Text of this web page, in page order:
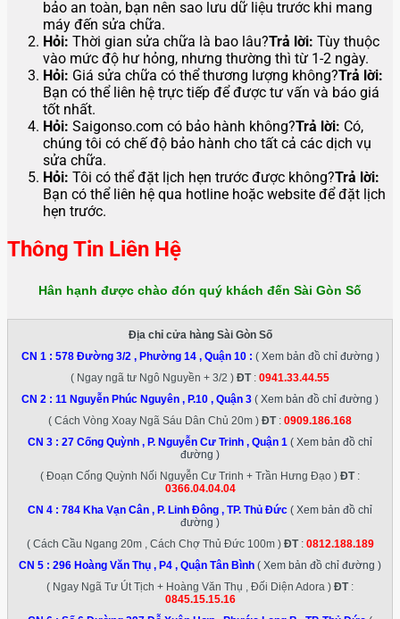
bảo an toàn, bạn nên sao lưu dữ liệu trước khi mang
máy đến sửa chữa.
Hỏi: Thời gian sửa chữa là bao lâu?Trả lời: Tùy thuộc
vào mức độ hư hỏng, nhưng thường thì từ 1-2 ngày.
Hỏi: Giá sửa chữa có thể thương lượng không?Trả lời:
Bạn có thể liên hệ trực tiếp để được tư vấn và báo giá
tốt nhất.
Hỏi: Saigonso.com có bảo hành không?Trả lời: Có,
chúng tôi có chế độ bảo hành cho tất cả các dịch vụ
sửa chữa.
Hỏi: Tôi có thể đặt lịch hẹn trước được không?Trả lời:
Bạn có thể liên hệ qua hotline hoặc website để đặt lịch
hẹn trước.
Thông Tin Liên Hệ
Hân hạnh được chào đón quý khách đến Sài Gòn Số
Địa chỉ cửa hàng Sài Gòn Số
CN 1 : 578 Đường 3/2 , Phường 14 , Quận 10: ( Xem bản đồ chỉ đường )
( Ngay ngã tư Ngô Nguyền + 3/2 ) ĐT: 0941.33.44.55
CN 2 : 11 Nguyễn Phúc Nguyên , P.10 , Quận 3 ( Xem bản đồ chỉ đường )
( Cách Vòng Xoay Ngã Sáu Dân Chủ 20m ) ĐT: 0909.186.168
CN 3 : 27 Cống Quỳnh , P. Nguyễn Cư Trinh , Quận 1 ( Xem bản đồ chỉ
đường )
( Đoạn Cống Quỳnh Nối Nguyễn Cư Trinh + Trần Hưng Đạo ) ĐT:
0366.04.04.04
CN 4 : 784 Kha Vạn Cân , P. Linh Đông , TP. Thủ Đức ( Xem bản đồ chỉ
đường )
( Cách Cầu Ngang 20m , Cách Chợ Thủ Đức 100m ) ĐT: 0812.188.189
CN 5 : 296 Hoàng Văn Thụ , P4 , Quận Tân Bình ( Xem bản đồ chỉ đường )
( Ngay Ngã Tư Út Tịch + Hoàng Văn Thụ , Đối Diện Adora ) ĐT:
0845.15.15.16